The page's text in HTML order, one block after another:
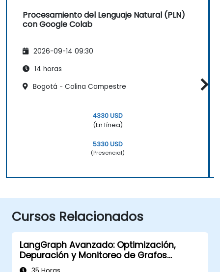
Procesamiento del Lenguaje Natural (PLN)
con Google Colab
2026-09-14 09:30
14 horas
Bogotá - Colina Campestre
4330 USD
(En línea)
5330 USD
(Presencial)
Cursos Relacionados
LangGraph Avanzado: Optimización,
Depuración y Monitoreo de Grafos
Complejos